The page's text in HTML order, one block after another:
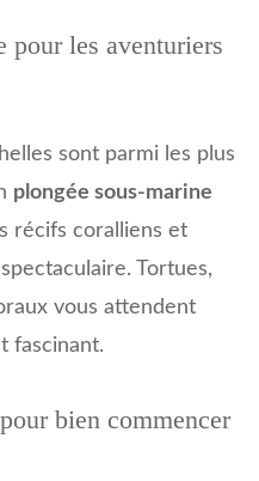
pour les aventuriers
sont parmi les plus
plongée sous-marine
récifs coralliens et
Tortues,
vous attendent
fascinant.
bien commencer